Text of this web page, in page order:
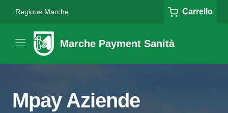
Regione Marche Carrello
Marche Payment Sanità
Mpay Aziende